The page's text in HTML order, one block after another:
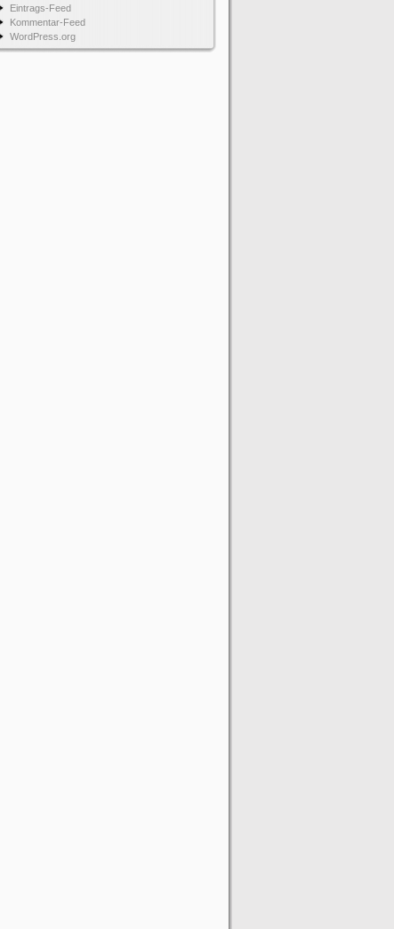
Eintrags-Feed
Kommentar-Feed
WordPress.org